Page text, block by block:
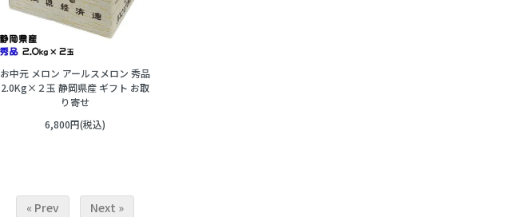
お中元 メロン アールスメロン 秀品
2.0Kg×２玉 静岡県産 ギフト お取
り寄せ
6,800円(税込)
« Prev
Next »